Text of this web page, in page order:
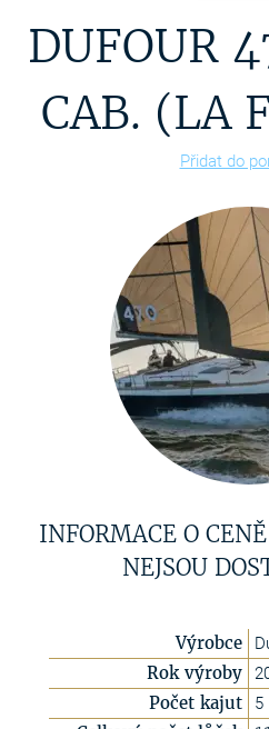
DUFOUR
CAB. (LA
Přidat do
INFORMACE O
NEJSOU
Výrobce
Rok výroby
Počet kajut 5